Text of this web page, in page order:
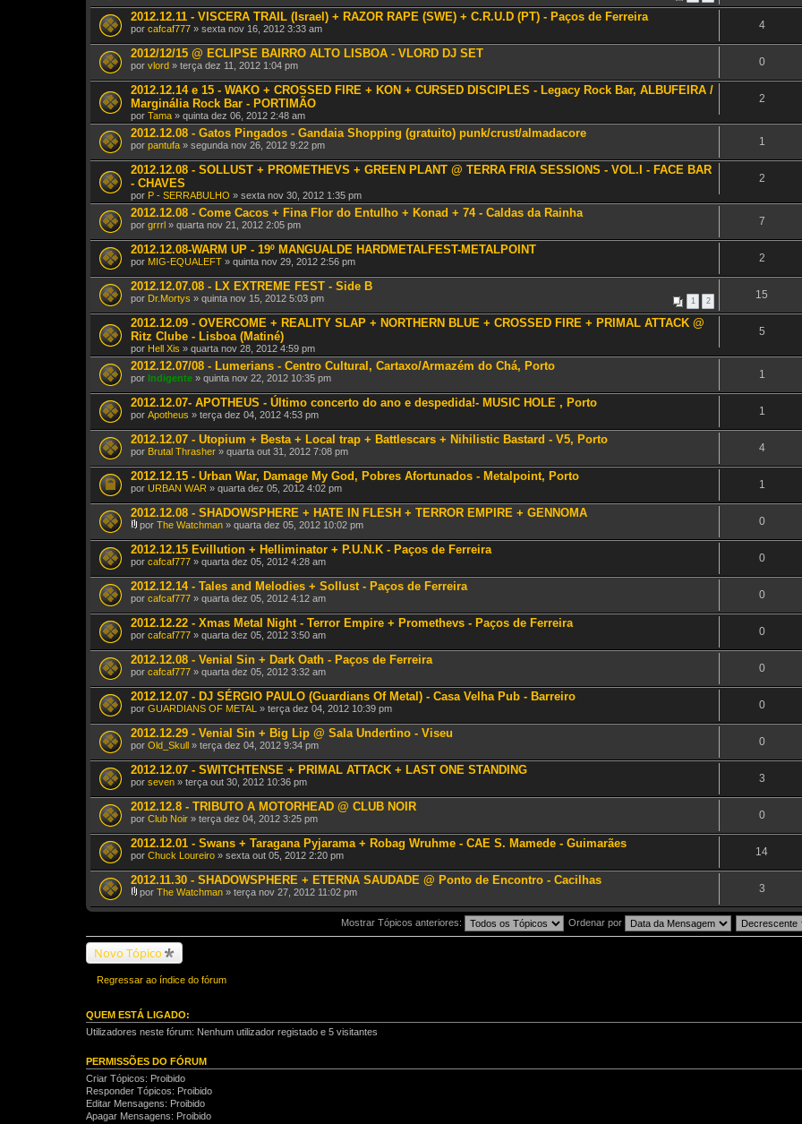
2012.12.11 - VISCERA TRAIL (Israel) + RAZOR RAPE (SWE) + C.R.U.D (PT) - Paços de Ferreira
por cafcaf777 » sexta nov 16, 2012 3:33 am 4
2012/12/15 @ ECLIPSE BAIRRO ALTO LISBOA - VLORD DJ SET
por vlord » terça dez 11, 2012 1:04 pm 0
2012.12.14 e 15 - WAKO + CROSSED FIRE + KON + CURSED DISCIPLES - Legacy Rock Bar, ALBUFEIRA /
Marginália Rock Bar - PORTIMÃO
por Tama » quinta dez 06, 2012 2:48 am
2
2012.12.08 - Gatos Pingados - Gandaia Shopping (gratuito) punk/crust/almadacore
por pantufa » segunda nov 26, 2012 9:22 pm 1
2012.12.08 - SOLLUST + PROMETHEVS + GREEN PLANT @ TERRA FRIA SESSIONS - VOL.I - FACE BAR
- CHAVES
por P - SERRABULHO » sexta nov 30, 2012 1:35 pm
2
2012.12.08 - Come Cacos + Fina Flor do Entulho + Konad + 74 - Caldas da Rainha
por grrrl » quarta nov 21, 2012 2:05 pm 7
2012.12.08-WARM UP - 19º MANGUALDE HARDMETALFEST-METALPOINT
por MIG-EQUALEFT » quinta nov 29, 2012 2:56 pm 2
2012.12.07.08 - LX EXTREME FEST - Side B
1 2
por Dr.Mortys » quinta nov 15, 2012 5:03 pm 15
2012.12.09 - OVERCOME + REALITY SLAP + NORTHERN BLUE + CROSSED FIRE + PRIMAL ATTACK @
Ritz Clube - Lisboa (Matiné)
por Hell Xis » quarta nov 28, 2012 4:59 pm
5
2012.12.07/08 - Lumerians - Centro Cultural, Cartaxo/Armazém do Chá, Porto
por Indigente » quinta nov 22, 2012 10:35 pm 1
2012.12.07- APOTHEUS - Último concerto do ano e despedida!- MUSIC HOLE , Porto
por Apotheus » terça dez 04, 2012 4:53 pm 1
2012.12.07 - Utopium + Besta + Local trap + Battlescars + Nihilistic Bastard - V5, Porto
por Brutal Thrasher » quarta out 31, 2012 7:08 pm 4
2012.12.15 - Urban War, Damage My God, Pobres Afortunados - Metalpoint, Porto
por URBAN WAR » quarta dez 05, 2012 4:02 pm 1
2012.12.08 - SHADOWSPHERE + HATE IN FLESH + TERROR EMPIRE + GENNOMA
A
n
e
x
o
(
s
por The Watchman » quarta dez 05, 2012 10:02 pm 0
2012.12.15 Evillution + Helliminator + P.U.N.K - Paços de Ferreira
por cafcaf777 » quarta dez 05, 2012 4:28 am 0
2012.12.14 - Tales and Melodies + Sollust - Paços de Ferreira
por cafcaf777 » quarta dez 05, 2012 4:12 am 0
2012.12.22 - Xmas Metal Night - Terror Empire + Promethevs - Paços de Ferreira
por cafcaf777 » quarta dez 05, 2012 3:50 am 0
2012.12.08 - Venial Sin + Dark Oath - Paços de Ferreira
por cafcaf777 » quarta dez 05, 2012 3:32 am 0
2012.12.07 - DJ SÉRGIO PAULO (Guardians Of Metal) - Casa Velha Pub - Barreiro
por GUARDIANS OF METAL » terça dez 04, 2012 10:39 pm 0
2012.12.29 - Venial Sin + Big Lip @ Sala Undertino - Viseu
por Old_Skull » terça dez 04, 2012 9:34 pm 0
2012.12.07 - SWITCHTENSE + PRIMAL ATTACK + LAST ONE STANDING
por seven » terça out 30, 2012 10:36 pm 3
2012.12.8 - TRIBUTO A MOTORHEAD @ CLUB NOIR
por Club Noir » terça dez 04, 2012 3:25 pm 0
2012.12.01 - Swans + Taragana Pyjarama + Robag Wruhme - CAE S. Mamede - Guimarães
por Chuck Loureiro » sexta out 05, 2012 2:20 pm 14
2012.11.30 - SHADOWSPHERE + ETERNA SAUDADE @ Ponto de Encontro - Cacilhas
A
n
o
(
s
)
por The Watchman » terça nov 27, 2012 11:02 pm 3
Mostrar Tópicos anteriores: Ordenar por
Novo Tópico
Regressar ao índice do fórum
QUEM ESTÁ LIGADO:
Utilizadores neste fórum: Nenhum utilizador registado e 5 visitantes
PERMISSÕES DO FÓRUM
Criar Tópicos: Proibido
Responder Tópicos: Proibido
Editar Mensagens: Proibido
Apagar Mensagens: Proibido